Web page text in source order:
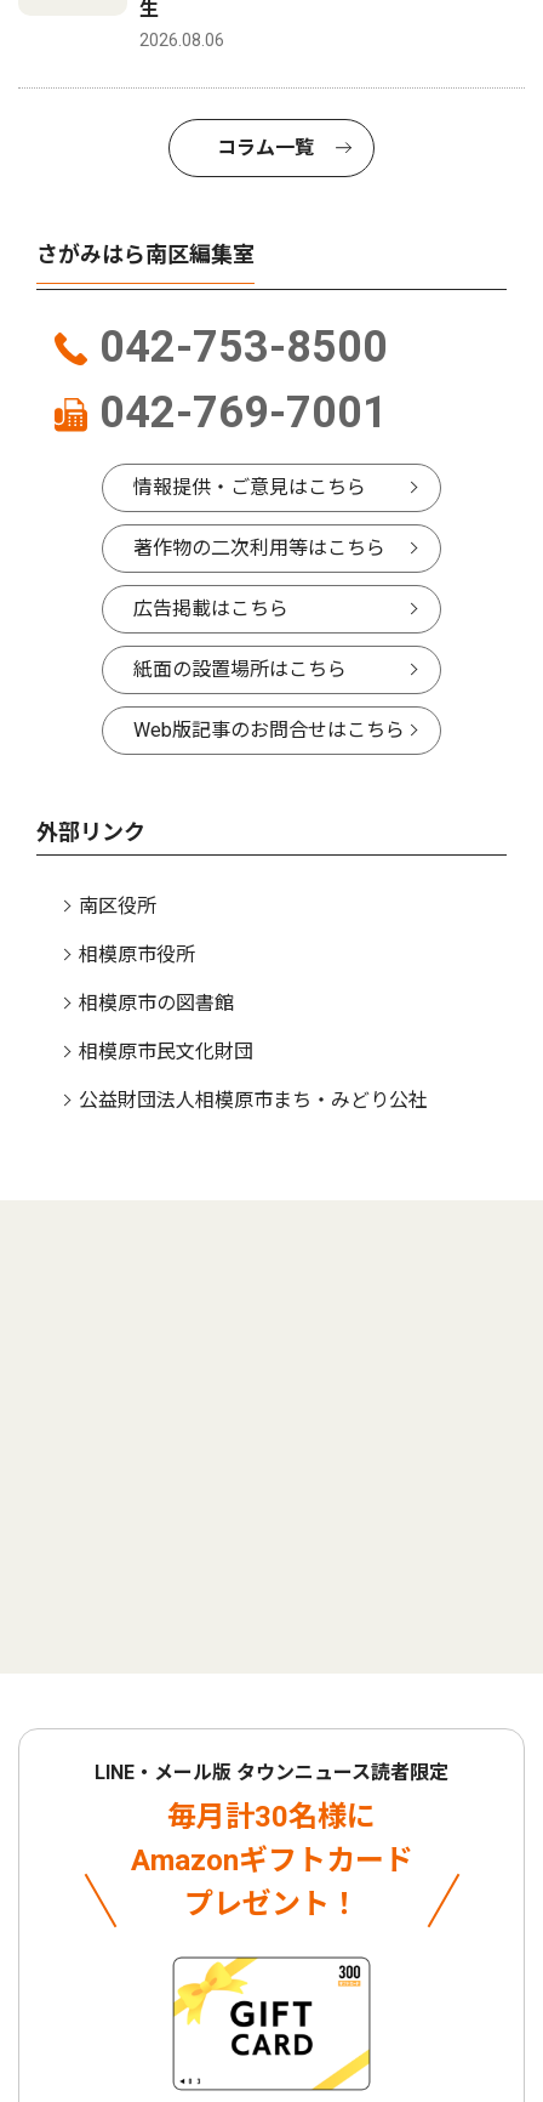
生
2026.08.06
コラム一覧
さがみはら南区編集室
042-753-8500
042-769-7001
情報提供・ご意見はこちら
著作物の二次利用等はこちら
広告掲載はこちら
紙面の設置場所はこちら
Web版記事のお問合せはこちら
外部リンク
南区役所
相模原市役所
相模原市の図書館
相模原市民文化財団
公益財団法人相模原市まち・みどり公社
LINE・メール版 タウンニュース読者限定
毎月計30名様に
Amazonギフトカード
プレゼント！